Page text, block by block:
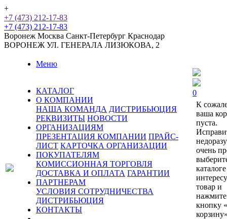
+
+7 (473) 212-17-83
+7 (473) 212-17-83
Воронеж Москва Санкт-Петербург Краснодар
ВОРОНЕЖ УЛ. ГЕНЕРАЛА ЛИЗЮКОВА, 2
Меню
КАТАЛОГ
О КОМПАНИИ
НАША КОМАНДА ДИСТРИБЬЮЦИЯ
РЕКВИЗИТЫ НОВОСТИ
ОРГАНИЗАЦИЯМ
ПРЕЗЕНТАЦИЯ КОМПАНИИ ПРАЙС-
ЛИСТ КАРТОЧКА ОРГАНИЗАЦИИ
ПОКУПАТЕЛЯМ
КОМИССИОННАЯ ТОРГОВЛЯ
ДОСТАВКА И ОПЛАТА ГАРАНТИИ
ПАРТНЕРАМ
УСЛОВИЯ СОТРУДНИЧЕСТВА
ДИСТРИБЬЮЦИЯ
КОНТАКТЫ
0
К
ваша
пуста.
очень
каталоге
товар и
нажмите
кнопку